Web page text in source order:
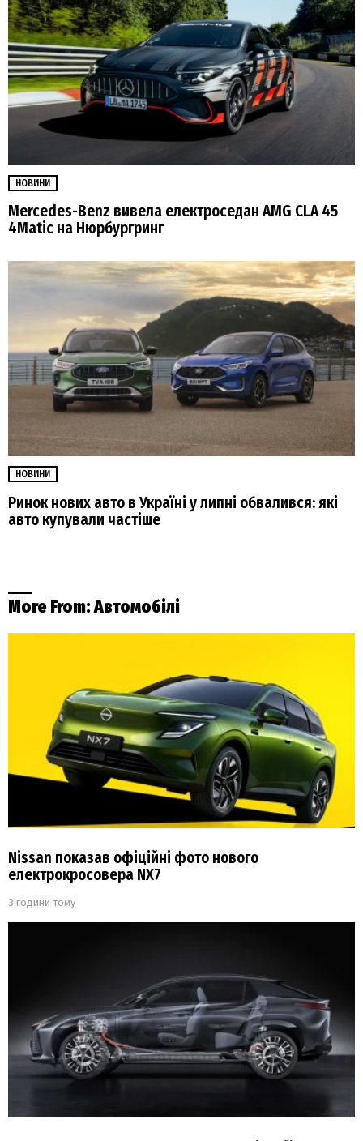
НОВИНИ
Mercedes-Benz вивела електроседан AMG CLA 45
4Matic на Нюрбургринг
НОВИНИ
Ринок нових авто в Україні у липні обвалився: які
авто купували частіше
More From:Автомобілі
Nissan показав офіційні фото нового
електрокросовера NX7
3 години тому